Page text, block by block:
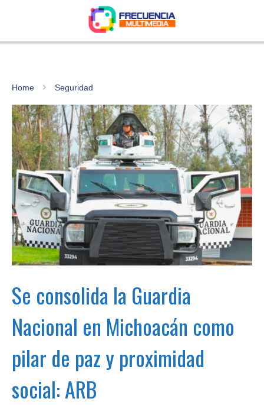
Home Seguridad
Se consolida la Guardia
Nacional en Michoacán como
pilar de paz y proximidad
social: ARB